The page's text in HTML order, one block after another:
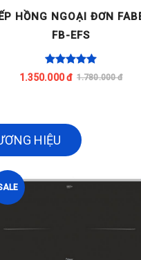
HỒNG NGOẠI ĐƠN
FB-EFS
1.350.000 đ 1.780.000 đ
HIỆU